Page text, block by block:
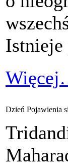
Istnieje
Dzień Pojawienia